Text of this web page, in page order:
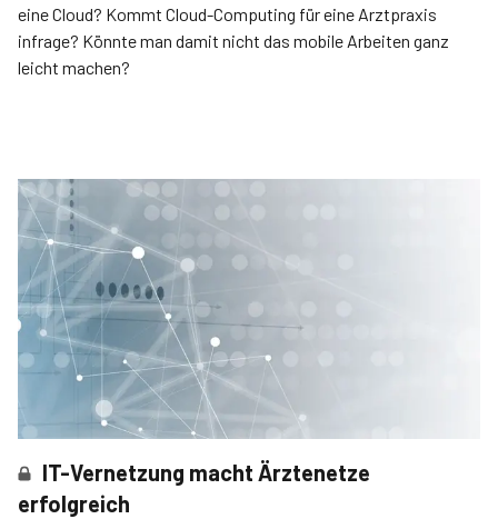
eine Cloud? Kommt Cloud-Computing für eine Arztpraxis
infrage? Könnte man damit nicht das mobile Arbeiten ganz
leicht machen?
IT-Vernetzung macht Ärztenetze
erfolgreich